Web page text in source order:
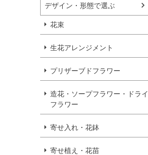
デザイン・形態で選ぶ
花束
生花アレンジメント
プリザーブドフラワー
造花・ソープフラワー・ドライ
フラワー
寄せ入れ・花鉢
寄せ植え・花苗